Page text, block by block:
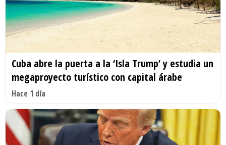
Cuba abre la puerta a la ‘Isla Trump’ y estudia un
megaproyecto turístico con capital árabe
Hace 1 día